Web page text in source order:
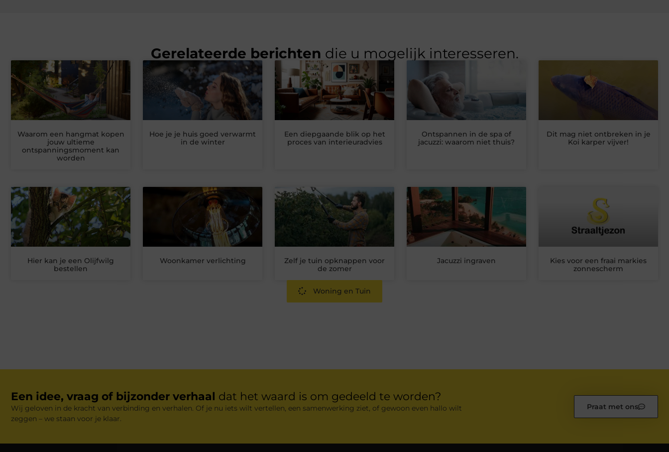
Gerelateerde berichten die u mogelijk interesseren.
Waarom een hangmat kopen
jouw ultieme
ontspanningsmoment kan
worden
Hoe je je huis goed verwarmt
in de winter
Een diepgaande blik op het
proces van interieuradvies
Ontspannen in de spa of
jacuzzi: waarom niet thuis?
Dit mag niet ontbreken in je
Koi karper vijver!
Hier kan je een Olijfwilg
bestellen
Woonkamer verlichting
Zelf je tuin opknappen voor
de zomer
Jacuzzi ingraven
Kies voor een fraai markies
zonnescherm
Woning en Tuin
Een idee, vraag of bijzonder verhaal dat het waard is om gedeeld te worden?
Wij geloven in de kracht van verbinding en verhalen. Of je nu iets wilt vertellen, een samenwerking ziet, of gewoon even hallo wilt
zeggen – we staan voor je klaar.
Praat met ons